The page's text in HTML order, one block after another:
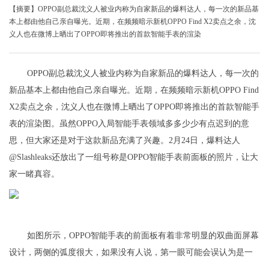
【摘要】OPPO副总裁沈义人被业内称为自家新品的爆料达人，每一次的新品基
本上都由他自己亲自曝光。近期，在频频暗示新机OPPO Find X2卖点之余，沈
义人也在微博上晒出了OPPO即将推出的首款智能手表的渲染
OPPO副总裁沈义人被业内称为自家新品的爆料达人，每一次的
新品基本上都由他自己亲自曝光。近期，在频频暗示新机OPPO Find
X2卖点之余，沈义人也在微博上晒出了OPPO即将推出的首款智能手
表的渲染图。虽然OPPO入局智能手表领域多多少少有点迟到的意
思，但大家还是对于这款新品充满了兴趣。2月24日，爆料达人
@Slashleaks还放出了一组号称是OPPO智能手表前面板的照片，让大
家一睹真容。
如图所示，OPPO智能手表的前面板有着非常明显的双曲面屏幕
设计，两侧的弧度很大，如果没有人说，第一眼可能会误认为是一